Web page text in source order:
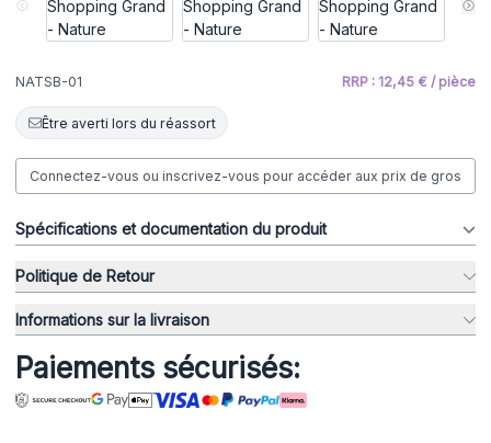
NATSB-01 RRP : 12,45 € / pièce
Être averti lors du réassort
Connectez-vous ou inscrivez-vous pour accéder aux prix de gros
Spécifications et documentation du produit
Politique de Retour
Informations sur la livraison
Paiements sécurisés: